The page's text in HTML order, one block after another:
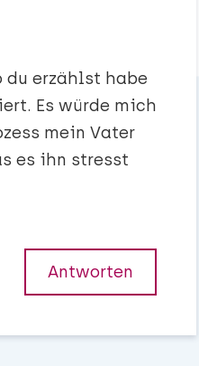
du erzählst habe
Es würde mich
mein Vater
es ihn stresst
Antworten